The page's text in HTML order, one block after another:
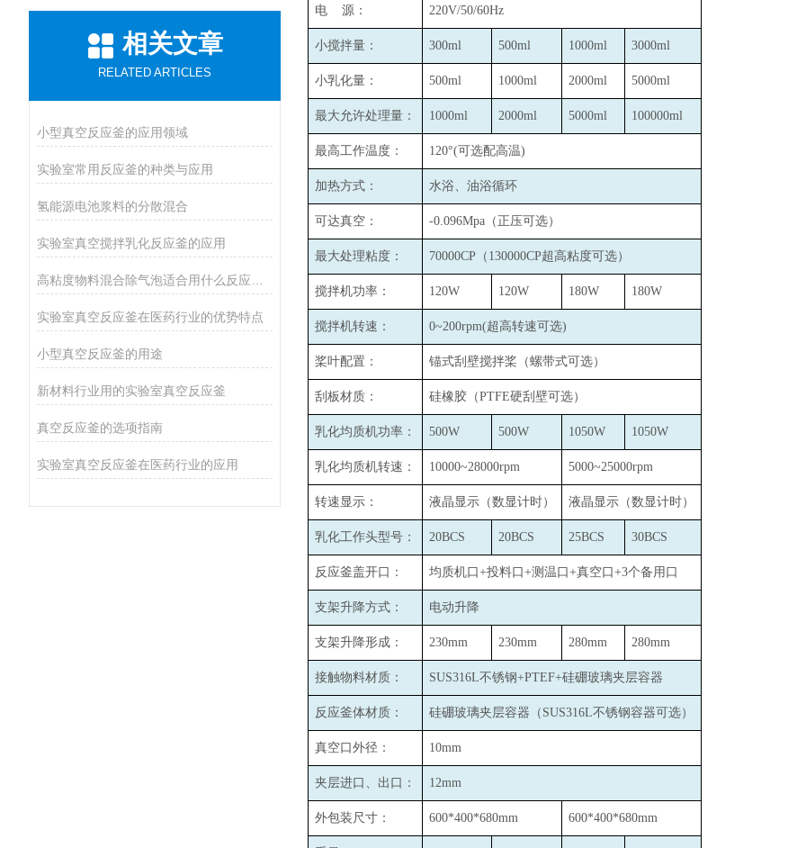
相关文章
RELATED ARTICLES
小型真空反应釜的应用领域
实验室常用反应釜的种类与应用
氢能源电池浆料的分散混合
实验室真空搅拌乳化反应釜的应用
实验室真空反应釜在医药行业的优势特点
小型真空反应釜的用途
新材料行业用的实验室真空反应釜
真空反应釜的选项指南
实验室真空反应釜在医药行业的应用
电 源： 220V/50/60Hz
小搅拌量： 300ml 500ml 1000ml 3000ml
小乳化量： 500ml 1000ml 2000ml 5000ml
最大允许处理量： 1000ml 2000ml 5000ml 100000ml
最高工作温度： 120°(可选配高温)
加热方式： 水浴、油浴循环
可达真空： -0.096Mpa （正压可选）
最大处理粘度： 70000CP （130000CP超高粘度可选）
搅拌机功率： 120W 120W 180W 180W
搅拌机转速： 0~200rpm(超高转速可选)
桨叶配置： 锚式刮壁搅拌桨（螺带式可选）
刮板材质： 硅橡胶（PTFE硬刮壁可选）
乳化均质机功率： 500W 500W 1050W 1050W
乳化均质机转速： 10000~28000rpm 5000~25000rpm
转速显示： 液晶显示（数显计时） 液晶显示（数显计时）
乳化工作头型号： 20BCS 20BCS 25BCS 30BCS
反应釜盖开口： 均质机口+投料口+测温口+真空口+3个备用口
支架升降方式： 电动升降
支架升降形成： 230mm 230mm 280mm 280mm
接触物料材质： SUS316L不锈钢+PTEF+硅硼玻璃夹层容器
反应釜体材质： 硅硼玻璃夹层容器（SUS316L不锈钢容器可选）
真空口外径： 10mm
夹层进口、出口： 12mm
外包装尺寸： 600*400*680mm 600*400*680mm